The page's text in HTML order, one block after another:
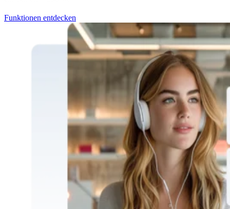
Funktionen entdecken